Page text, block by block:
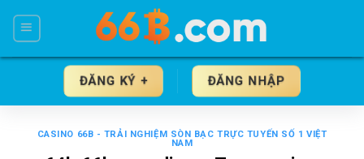
ĐĂNG KÝ + ĐĂNG NHẬP
CASINO 66B - TRẢI NGHIỆM SÒN BẠC TRỰC TUYẾN SỐ 1 VIỆT
NAM